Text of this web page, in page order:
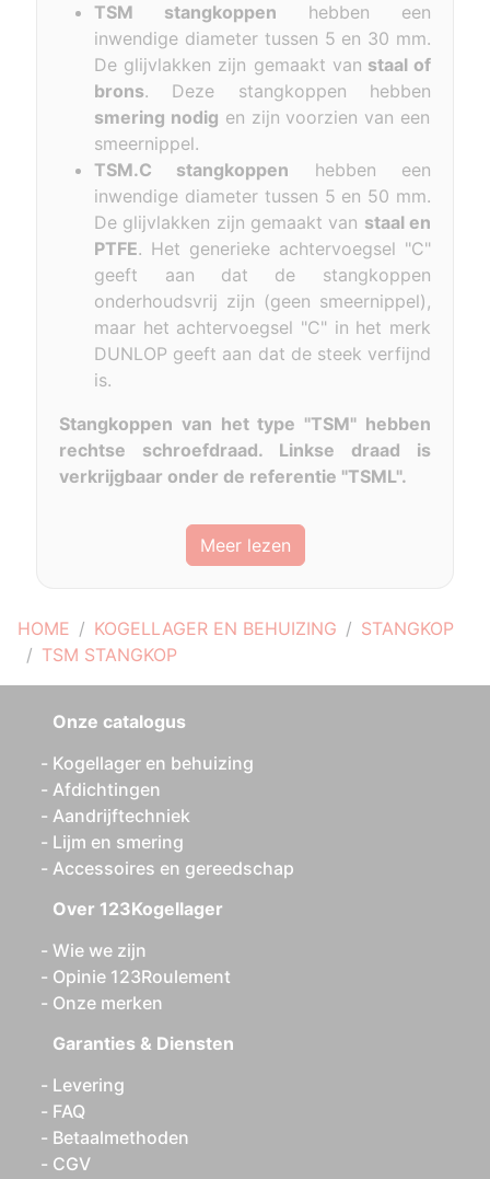
HOME KOGELLAGER EN BEHUIZING
STANGKOP
TSM STANGKOP
TSM stangkoppen hebben een
inwendige diameter tussen 5 en 30 mm.
De glijvlakken zijn gemaakt van staal of
brons. Deze stangkoppen hebben
smering nodig en zijn voorzien van een
smeernippel.
TSM.C stangkoppen hebben een
inwendige diameter tussen 5 en 50 mm.
De glijvlakken zijn gemaakt van staal en
PTFE. Het generieke achtervoegsel "C"
geeft aan dat de stangkoppen
onderhoudsvrij zijn (geen smeernippel),
maar het achtervoegsel "C" in het merk
DUNLOP geeft aan dat de steek verfijnd
is.
Stangkoppen van het type "TSM" hebben
rechtse schroefdraad. Linkse draad is
verkrijgbaar onder de referentie "TSML".
Meer lezen
Onze catalogus
Kogellager en behuizing
Afdichtingen
Aandrijftechniek
Lijm en smering
Accessoires en gereedschap
Over 123Kogellager
Wie we zijn
Opinie 123Roulement
Onze merken
Garanties & Diensten
Levering
FAQ
Betaalmethoden
CGV